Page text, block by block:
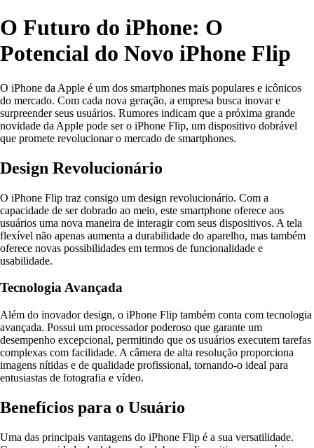
O Futuro do iPhone: O
Potencial do Novo iPhone Flip
O iPhone da Apple é um dos smartphones mais populares e icônicos
do mercado. Com cada nova geração, a empresa busca inovar e
surpreender seus usuários. Rumores indicam que a próxima grande
novidade da Apple pode ser o iPhone Flip, um dispositivo dobrável
que promete revolucionar o mercado de smartphones.
Design Revolucionário
O iPhone Flip traz consigo um design revolucionário. Com a
capacidade de ser dobrado ao meio, este smartphone oferece aos
usuários uma nova maneira de interagir com seus dispositivos. A tela
flexível não apenas aumenta a durabilidade do aparelho, mas também
oferece novas possibilidades em termos de funcionalidade e
usabilidade.
Tecnologia Avançada
Além do inovador design, o iPhone Flip também conta com tecnologia
avançada. Possui um processador poderoso que garante um
desempenho excepcional, permitindo que os usuários executem tarefas
complexas com facilidade. A câmera de alta resolução proporciona
imagens nítidas e de qualidade profissional, tornando-o ideal para
entusiastas de fotografia e vídeo.
Benefícios para o Usuário
Uma das principais vantagens do iPhone Flip é a sua versatilidade.